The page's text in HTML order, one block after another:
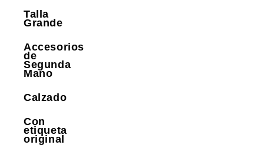
Talla
Grande
Accesorios
de
Segunda
Mano
Calzado
Con
etiqueta
original